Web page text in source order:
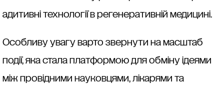
адитивні технології в регенеративній медицині.
Особливу увагу варто звернути на масштаб
події, яка стала платформою для обміну ідеями
між провідними науковцями, лікарями та